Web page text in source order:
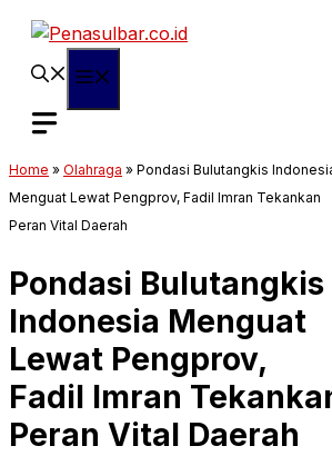
Langsung
Home » Olahraga » Pondasi Bulutangkis
Menguat Lewat Pengprov, Fadil Imran Tekankan
Peran Vital Daerah
Pondasi Bulutangkis
Indonesia Menguat
Lewat Pengprov,
Fadil Imran
Peran Vital Daerah